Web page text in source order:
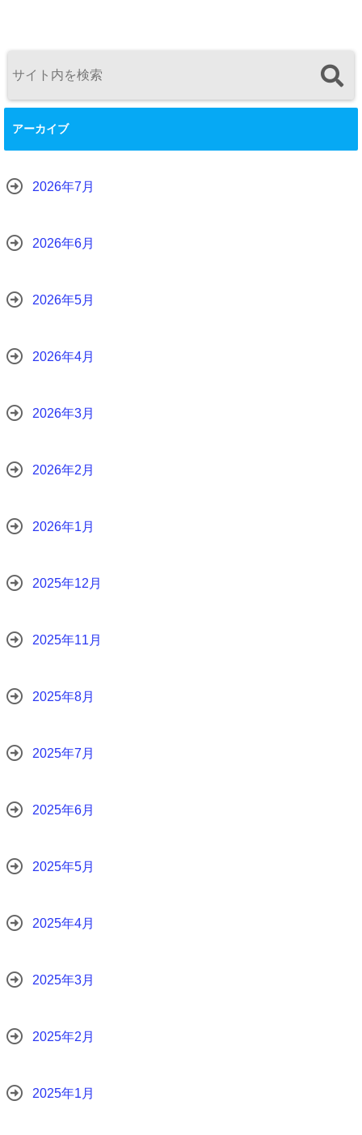
アーカイブ
2026年7月
2026年6月
2026年5月
2026年4月
2026年3月
2026年2月
2026年1月
2025年12月
2025年11月
2025年8月
2025年7月
2025年6月
2025年5月
2025年4月
2025年3月
2025年2月
2025年1月